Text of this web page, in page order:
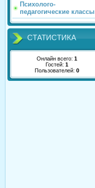
Психолого-
педагогические классы
СТАТИСТИКА
Онлайн всего: 1
Гостей: 1
Пользователей: 0